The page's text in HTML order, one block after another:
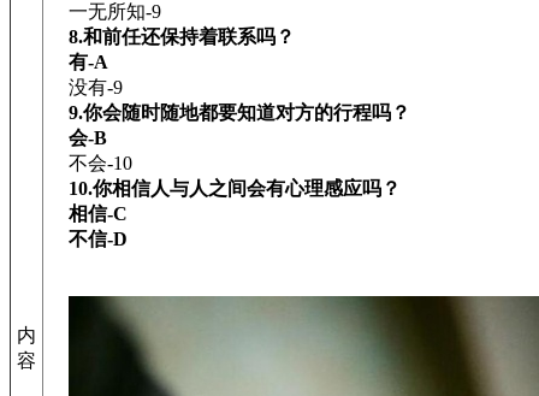
内
容
一无所知-9
8.和前任还保持着联系吗？
有-A
没有-9
9.你会随时随地都要知道对方的行程吗？
会-B
不会-10
10.你相信人与人之间会有心理感应吗？
相信-C
不信-D